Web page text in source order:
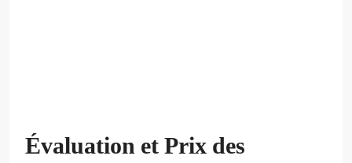
Évaluation et Prix des